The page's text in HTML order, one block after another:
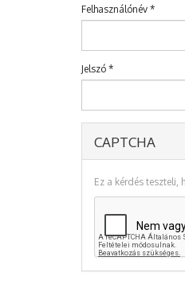
Felhasználónév *
Jelszó *
CAPTCHA
Ez a kérdés teszteli,